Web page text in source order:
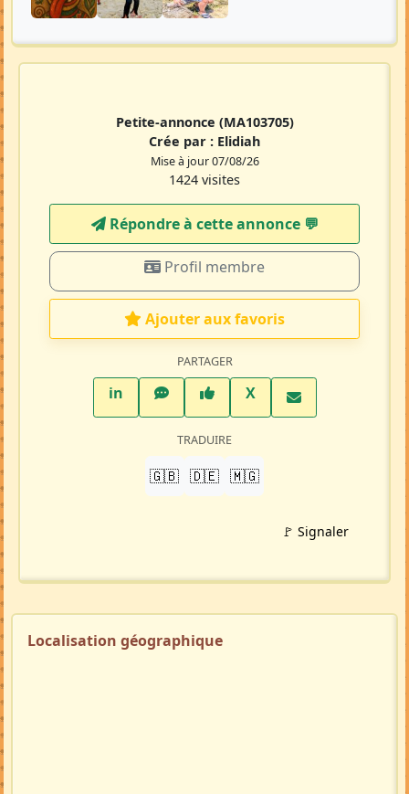
Petite-annonce (MA103705)
Crée par : Elidiah
Mise à jour 07/08/26
1424 visites
Répondre à cette annonce 💬​
Profil membre
Ajouter aux favoris
PARTAGER
inLinkedInWhatsAppFacebook
XTwitter X
TRADUIRE
🇬🇧 🇩🇪 🇲🇬
🚩 Signaler
Localisation géographique